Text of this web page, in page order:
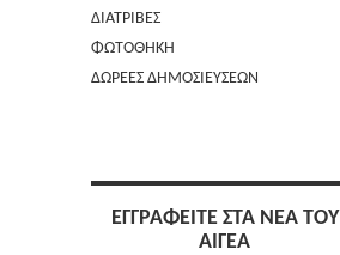
ΔΙΑΤΡΙΒΕΣ
ΑΠΟΣΤΟΛΗ ΠΕΡΙΛΗΨΗΣ
ΦΩΤΟΘΗΚΗ
ΔΩΡΕΕΣ ΔΗΜΟΣΙΕΥΣΕΩΝ
ΕΓΓΡΑΦΕΙΤΕ ΣΤΑ ΝΕΑ ΤΟΥ
ΑΙΓΕΑ